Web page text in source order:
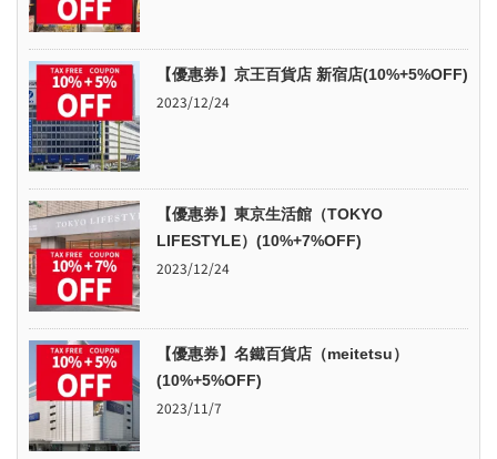
【優惠券】京王百貨店 新宿店(10%+5%OFF)
2023/12/24
【優惠券】東京生活館（TOKYO
LIFESTYLE）(10%+7%OFF)
2023/12/24
【優惠券】名鐵百貨店（meitetsu）
(10%+5%OFF)
2023/11/7